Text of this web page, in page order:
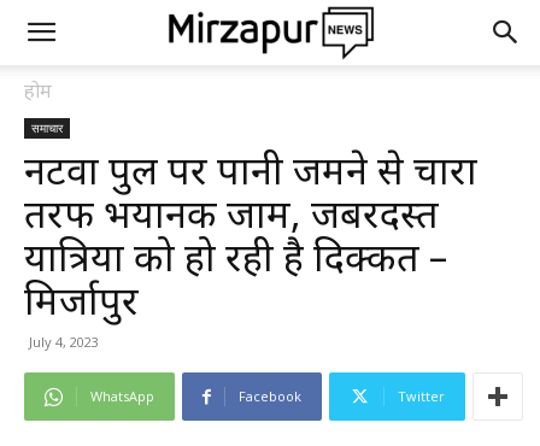
होम
समाचार
नटवा पुल पर पानी जमने से चारों
तरफ भयानक जाम, जबरदस्त
यात्रियों को हो रही है दिक्कत –
मिर्जापुर
July 4, 2023
WhatsApp Facebook Twitter